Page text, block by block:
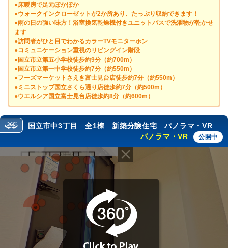
●床暖房で足元ぽかぽか
●ウォークインクローゼットが2か所あり、たっぷり収納できます！
●雨の日の強い味方！浴室換気乾燥機付きユニットバスで洗濯物が乾かせ
ます
●訪問者がひと目でわかるカラーTVモニターホン
●コミュニケーション重視のリビングイン階段
●国立市立第五小学校徒歩約9分（約700m）
●国立市立第一中学校徒歩約7分（約550m）
●フーズマーケットさえき富士見台店徒歩約7分（約550m）
●ミニストップ国立さくら通り店徒歩約7分（約500m）
●ウエルシア国立富士見台店徒歩約8分（約600m）
国立市中3丁目 全1棟 新築分譲住宅 パノラマ・VR
パノラマ・VR
公開中